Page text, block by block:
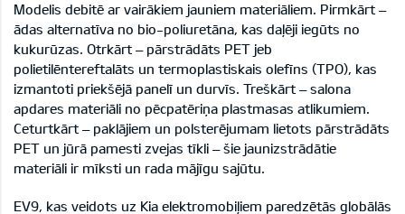
Modelis debitē ar vairākiem jauniem materiāliem. Pirmkārt –
ādas alternatīva no bio-poliuretāna, kas daļēji iegūts no
kukurūzas. Otrkārt – pārstrādāts PET jeb
polietilēntereftalāts un termoplastiskais olefīns (TPO), kas
izmantoti priekšējā panelī un durvīs. Treškārt – salona
apdares materiāli no pēcpatēriņa plastmasas atlikumiem.
Ceturtkārt – paklājiem un polsterējumam lietots pārstrādāts
PET un jūrā pamesti zvejas tīkli – šie jaunizstrādātie
materiāli ir mīksti un rada mājīgu sajūtu.
EV9, kas veidots uz Kia elektromobiļiem paredzētās globālās